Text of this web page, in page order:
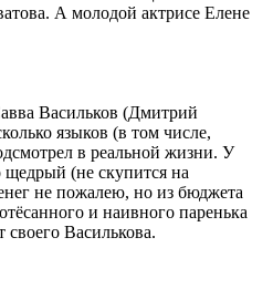
А молодой актрисе Елене
Васильков (Дмитрий
языков (в том числе,
в реальной жизни. У
щедрый (не скупится на
не пожалею, но из бюджета
и наивного паренька
Василькова.